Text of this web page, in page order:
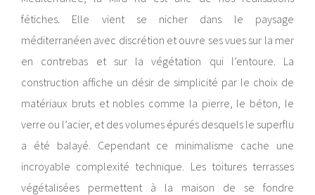
fétiches. Elle vient se nicher dans le paysage
méditerranéen avec discrétion et ouvre ses vues sur la mer
en contrebas et sur la végétation qui l’entoure. La
construction affiche un désir de simplicité par le choix de
matériaux bruts et nobles comme la pierre, le béton, le
verre ou l’acier, et des volumes épurés desquels le superflu
a été balayé. Cependant ce minimalisme cache une
incroyable complexité technique. Les toitures terrasses
végétalisées permettent à la maison de se fondre